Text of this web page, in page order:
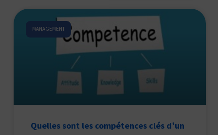
MANAGEMENT
Quelles sont les compétences clés d’un